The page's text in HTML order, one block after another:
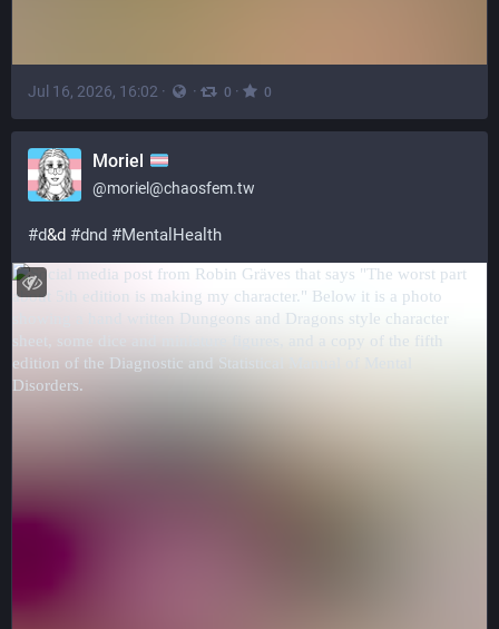
Jul 16, 2026, 16:02 · · 0 · 0
Moriel
@moriel@chaosfem.tw
#d&d #dnd #MentalHealth